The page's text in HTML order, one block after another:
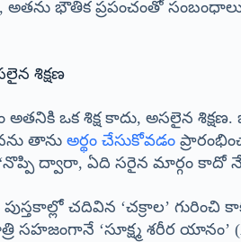
భౌతిక ప్రపంచంతో
శిక్షణ
అతనికి ఒక శిక్ష కాదు, అసలైన
తానుఅర్థం చేసుకోవడం
ద్వారా, ఏది సరైన మార్గం కాదో
చదివిన ‘చక్రాల’ గురించి
సహజంగానే ‘సూక్ష్మ శరీర యానం’